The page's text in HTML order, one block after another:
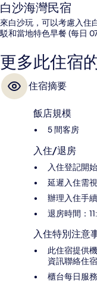
白沙海灣民宿
來白沙玩，可以考慮入住
駁和當地特色早餐 (每日
更多此住宿
住宿摘要
飯店規模
5 間客房
入住/退房
入住登記開
延遲入住需
辦理入住手
退房時間：
入住特別注意
此住宿提供
資訊聯絡住
櫃台每日服